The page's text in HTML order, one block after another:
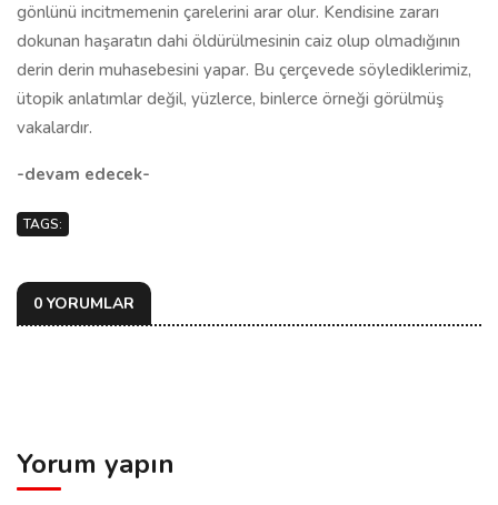
gönlünü incitmemenin çarelerini arar olur. Kendisine zararı
dokunan haşaratın dahi öldürülmesinin caiz olup olmadığının
derin derin muhasebesini yapar. Bu çerçevede söylediklerimiz,
ütopik anlatımlar değil, yüzlerce, binlerce örneği görülmüş
vakalardır.
-devam edecek-
TAGS:
0 YORUMLAR
Yorum yapın